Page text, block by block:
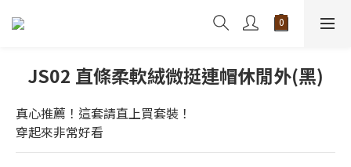
JS02 直條柔軟絨微挺連帽休閒外(黑)
真心推薦！這套請直上買套裝！
穿起來非常好看